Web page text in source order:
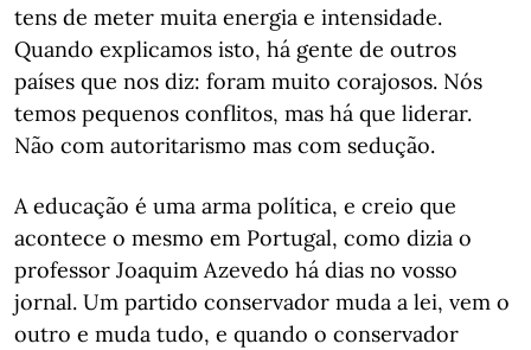
tens de meter muita energia e intensidade.
Quando explicamos isto, há gente de outros
países que nos diz: foram muito corajosos. Nós
temos pequenos conflitos, mas há que liderar.
Não com autoritarismo mas com sedução.
A educação é uma arma política, e creio que
acontece o mesmo em Portugal, como dizia o
professor Joaquim Azevedo há dias no vosso
jornal. Um partido conservador muda a lei, vem o
outro e muda tudo, e quando o conservador